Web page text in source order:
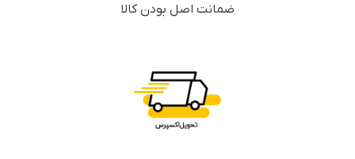
ضمانت اصل بودن کالا